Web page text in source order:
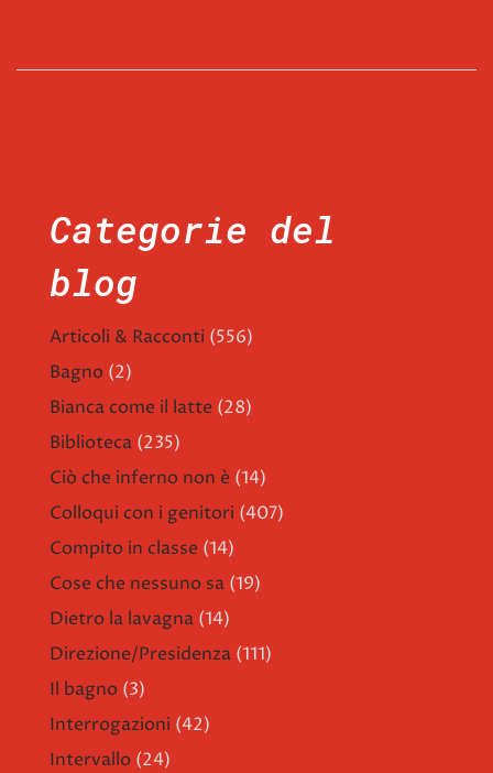
Categorie del
blog
Articoli & Racconti (556)
Bagno (2)
Bianca come il latte (28)
Biblioteca (235)
Ciò che inferno non è (14)
Colloqui con i genitori (407)
Compito in classe (14)
Cose che nessuno sa (19)
Dietro la lavagna (14)
Direzione/Presidenza (111)
Il bagno (3)
Interrogazioni (42)
Intervallo (24)